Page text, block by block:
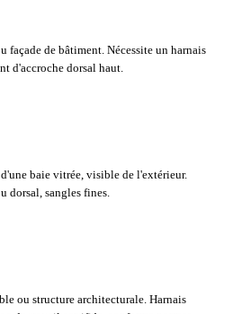
façade de bâtiment. Nécessite un harnais
d'accroche dorsal haut.
baie vitrée, visible de l'extérieur.
dorsal, sangles fines.
ou structure architecturale. Harnais